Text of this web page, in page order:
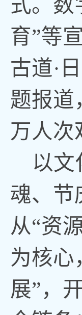
式。数
育”等
古道·
题报道
万人次
以文
魂、节
从“资
为核心
展”，